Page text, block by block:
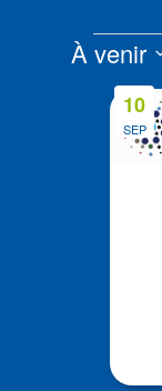
À venir
Sélectionnez
List
events
SEP
10